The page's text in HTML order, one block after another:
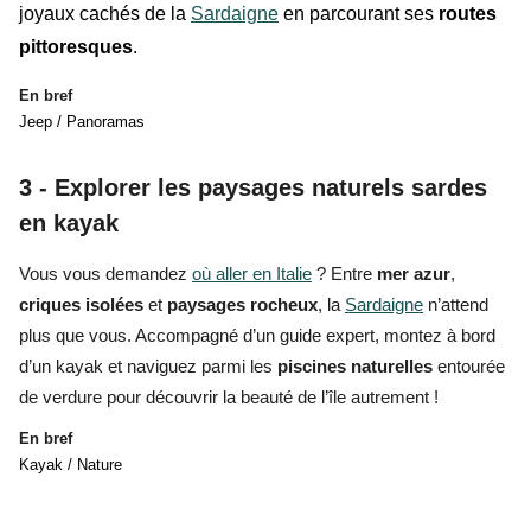
joyaux cachés de la Sardaigne en parcourant ses routes
pittoresques.
En bref
Jeep / Panoramas
3 - Explorer les paysages naturels sardes
en kayak
Vous vous demandez où aller en Italie ? Entre mer azur,
criques isolées et paysages rocheux, la Sardaigne n’attend
plus que vous. Accompagné d’un guide expert, montez à bord
d’un kayak et naviguez parmi les piscines naturelles entourée
de verdure pour découvrir la beauté de l’île autrement !
En bref
Kayak / Nature